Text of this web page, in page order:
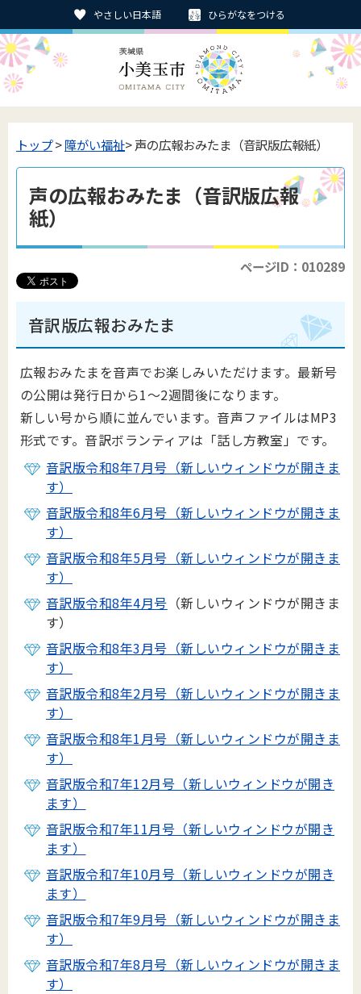
やさしい日本語 ひらがなをつける
トップ>障がい福祉> 声の広報おみたま（音訳版広報紙）
声の広報おみたま（音訳版広報
紙）
ページID：010289
音訳版広報おみたま
広報おみたまを音声でお楽しみいただけます。最新号
の公開は発行日から1～2週間後になります。
新しい号から順に並んでいます。音声ファイルはMP3
形式です。音訳ボランティアは「話し方教室」です。
音訳版令和8年7月号（新しいウィンドウが開きま
す）
音訳版令和8年6月号（新しいウィンドウが開きま
す）
音訳版令和8年5月号（新しいウィンドウが開きま
す）
音訳版令和8年4月号 （新しいウィンドウが開きま
す）
音訳版令和8年3月号（新しいウィンドウが開きま
す）
音訳版令和8年2月号（新しいウィンドウが開きま
す）
音訳版令和8年1月号（新しいウィンドウが開きま
す）
音訳版令和7年12月号（新しいウィンドウが開き
ます）
音訳版令和7年11月号（新しいウィンドウが開き
ます）
音訳版令和7年10月号（新しいウィンドウが開き
ます）
音訳版令和7年9月号（新しいウィンドウが開きま
す）
音訳版令和7年8月号（新しいウィンドウが開きま
す）